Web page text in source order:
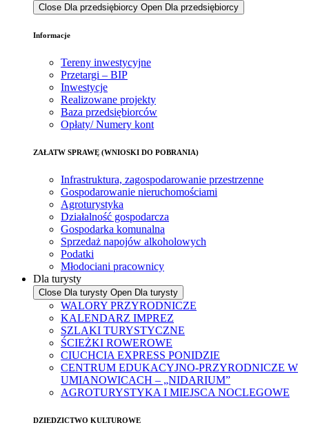
Close Dla przedsiębiorcy Open Dla przedsiębiorcy
Informacje
Tereny inwestycyjne
Przetargi – BIP
Inwestycje
Realizowane projekty
Baza przedsiębiorców
Opłaty/ Numery kont
ZAŁATW SPRAWĘ (WNIOSKI DO POBRANIA)
Infrastruktura, zagospodarowanie przestrzenne
Gospodarowanie nieruchomościami
Agroturystyka
Działalność gospodarcza
Gospodarka komunalna
Sprzedaż napojów alkoholowych
Podatki
Młodociani pracownicy
Dla turysty
Close Dla turysty Open Dla turysty
WALORY PRZYRODNICZE
KALENDARZ IMPREZ
SZLAKI TURYSTYCZNE
ŚCIEŻKI ROWEROWE
CIUCHCIA EXPRESS PONIDZIE
CENTRUM EDUKACYJNO-PRZYRODNICZE W
UMIANOWICACH – „NIDARIUM”
AGROTURYSTYKA I MIEJSCA NOCLEGOWE
DZIEDZICTWO KULTUROWE